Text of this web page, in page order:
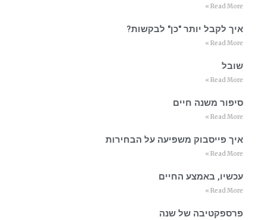
Read More »
איך לקבל יותר "כן" לבקשות?
Read More »
שובל
Read More »
סיפור משנה חיים
Read More »
איך פייסבוק משפיעה על הבחירות
Read More »
עכשיו, באמצע החיים
Read More »
פרספקטיבה של שנה